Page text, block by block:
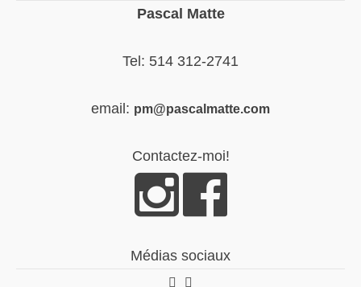
Pascal Matte
Tel: 514 312-2741
email: pm@pascalmatte.com
Contactez-moi!
Médias sociaux